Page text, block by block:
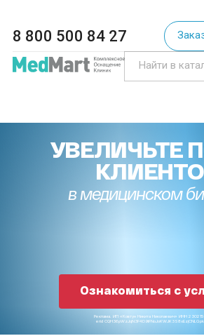
8 800 500 84 27
УВЕЛИЧЬТЕ
в медицинском
Ознакомиться с
Реклама. ИП «Ковтун Никита Николаевич» ИНН
erid